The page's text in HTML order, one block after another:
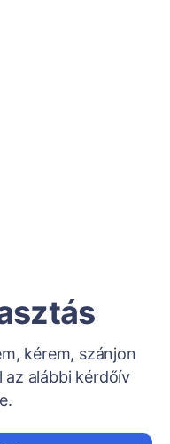
kérem, szánjon
az alábbi kérdőív